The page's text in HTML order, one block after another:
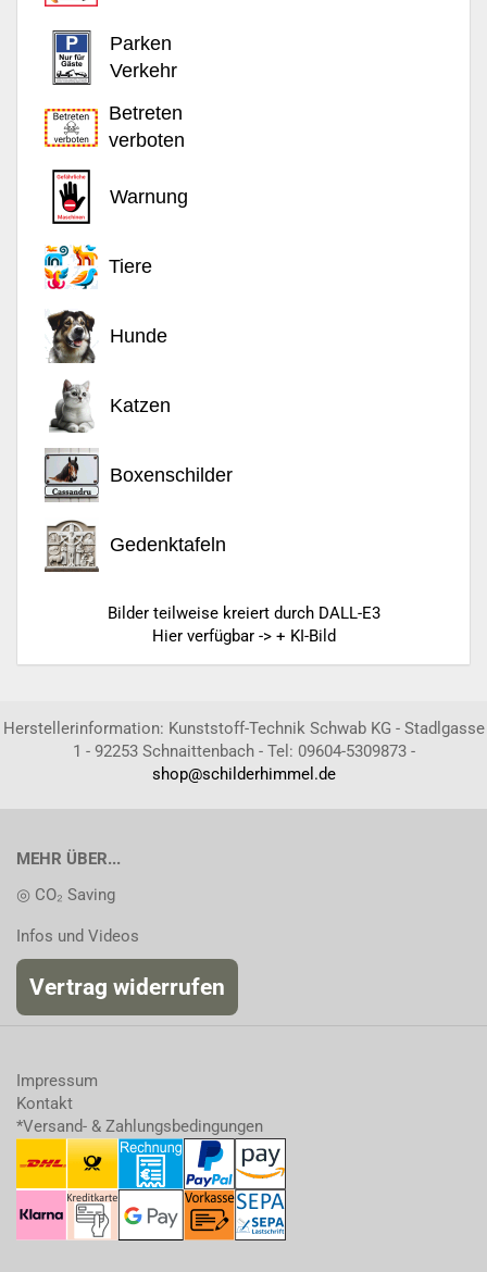
Parken
Verkehr
Betreten
verboten
Warnung
Tiere
Hunde
Katzen
Boxenschilder
Gedenktafeln
Bilder teilweise kreiert durch DALL-E3
Hier verfügbar -> + KI-Bild
Herstellerinformation: Kunststoff-Technik Schwab KG - Stadlgasse
1 - 92253 Schnaittenbach - Tel: 09604-5309873 -
shop@schilderhimmel.de
MEHR ÜBER...
◎ CO₂ Saving
Infos und Videos
Vertrag widerrufen
Impressum
Kontakt
*Versand- & Zahlungsbedingungen